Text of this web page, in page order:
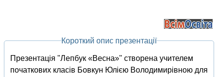
Короткий опис презентації
Презентація "Лепбук «Весна»" створена учителем
початкових класів Бовкун Юлією Володимирівною для